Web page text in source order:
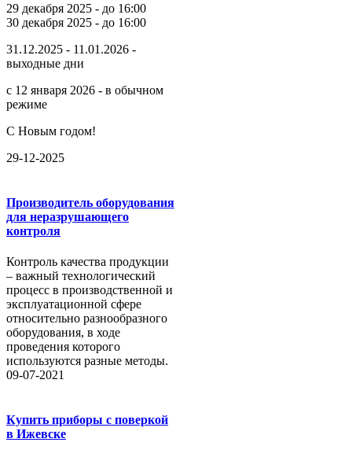
29 декабря 2025 - до 16:00
30 декабря 2025 - до 16:00
31.12.2025 - 11.01.2026 -
выходные дни
с 12 января 2026 - в обычном
режиме
С Новым годом!
29-12-2025
Производитель оборудования
для неразрушающего
контроля
Контроль качества продукции
– важный технологический
процесс в производственной и
эксплуатационной сфере
относительно разнообразного
оборудования, в ходе
проведения которого
используются разные методы.
09-07-2021
Купить приборы с поверкой
в Ижевске